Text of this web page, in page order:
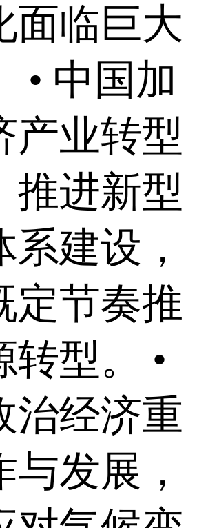
面临巨大
• 中国加
产业转型
推进新型
建设，
定节奏推
转型。 •
治经济重
与发展，